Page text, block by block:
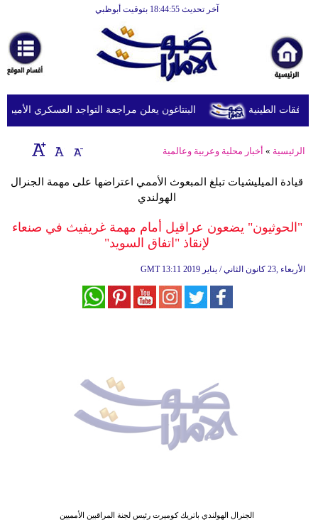
آخر تحديث 18:44:55 بتوقيت أبوظبي
أخبارعاجلة
رياضة
ثقافة
إقتصاد
وموسيقى
أزياء
البنتاغون يعلن مراجعة التواجد العسكري الأميركي
الرئيسية » أخبار محلية وعربية وعالمية
قيادة الميليشيات تبلغ المبعوث الأممي اعتراضها على مهمة الجنرال
الهولندي
"الحوثيون" يضعون عراقيل أمام مهمة غريفيث في صنعاء
لإنقاذ "اتفاق السويد"
GMT 13:11 2019 الأربعاء ,23 كانون الثاني / يناير
الجنرال الهولندي باتريك كوميرت رئيس لجنة المراقبين الأمميين